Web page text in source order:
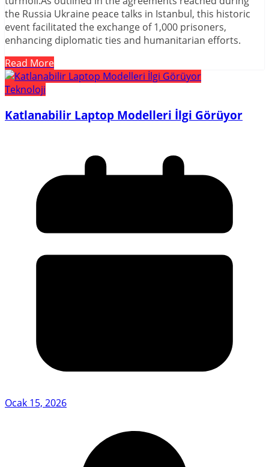
the Russia Ukraine peace talks in Istanbul, this historic
event facilitated the exchange of 1,000 prisoners,
enhancing diplomatic ties and humanitarian efforts.
Read More
Teknoloji
Katlanabilir Laptop Modelleri İlgi Görüyor
Ocak 15, 2026